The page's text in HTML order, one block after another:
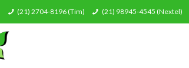
(21) 2704-8196 (Tim) (21) 98945-4545 (Nextel)